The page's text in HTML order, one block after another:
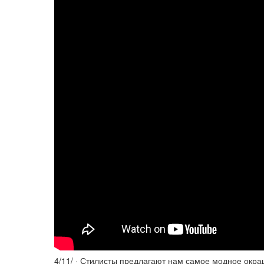
4/11/ · Стилисты предлагают нам самое модное